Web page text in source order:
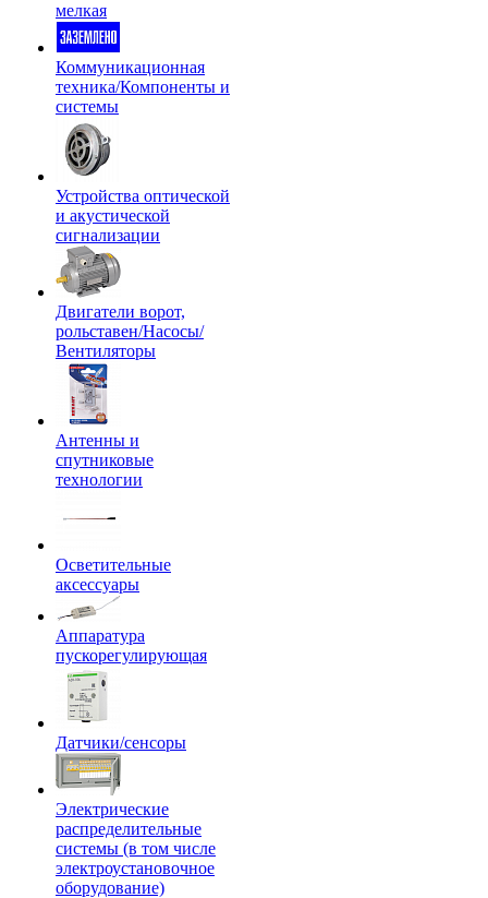
мелкая
Коммуникационная
техника/Компоненты и
системы
Устройства оптической
и акустической
сигнализации
Двигатели ворот,
рольставен/Насосы/
Вентиляторы
Антенны и
спутниковые
технологии
Осветительные
аксессуары
Аппаратура
пускорегулирующая
Датчики/сенсоры
Электрические
распределительные
системы (в том числе
электроустановочное
оборудование)